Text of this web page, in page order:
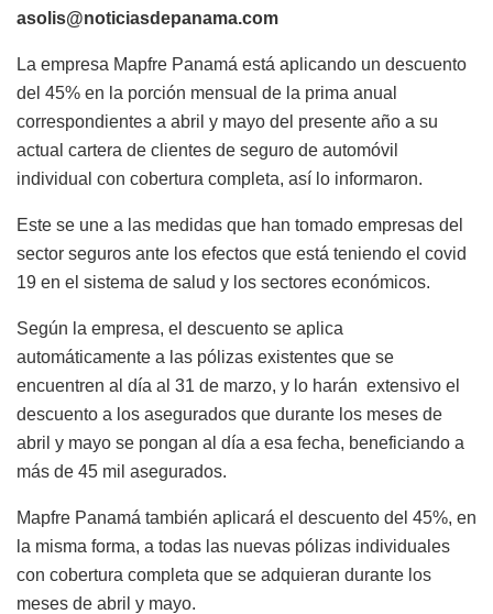
asolis@noticiasdepanama.com
La empresa Mapfre Panamá está aplicando un descuento
del 45% en la porción mensual de la prima anual
correspondientes a abril y mayo del presente año a su
actual cartera de clientes de seguro de automóvil
individual con cobertura completa, así lo informaron.
Este se une a las medidas que han tomado empresas del
sector seguros ante los efectos que está teniendo el covid
19 en el sistema de salud y los sectores económicos.
Según la empresa, el descuento se aplica
automáticamente a las pólizas existentes que se
encuentren al día al 31 de marzo, y lo harán extensivo el
descuento a los asegurados que durante los meses de
abril y mayo se pongan al día a esa fecha, beneficiando a
más de 45 mil asegurados.
Mapfre Panamá también aplicará el descuento del 45%, en
la misma forma, a todas las nuevas pólizas individuales
con cobertura completa que se adquieran durante los
meses de abril y mayo.